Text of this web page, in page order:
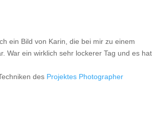
ein Bild von Karin, die bei mir zu einem
War ein wirklich sehr lockerer Tag und es hat
des Projektes Photographer